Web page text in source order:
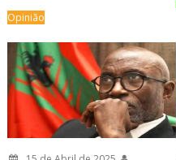
Opinião